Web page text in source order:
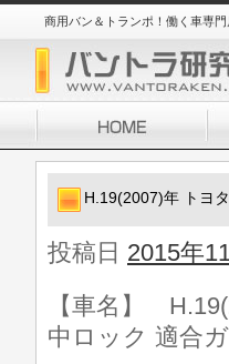
商用バン＆トランポ！働く車専門
H.19(2007)年 トヨ
投稿日 2015年
【車名】
中ロック 適合